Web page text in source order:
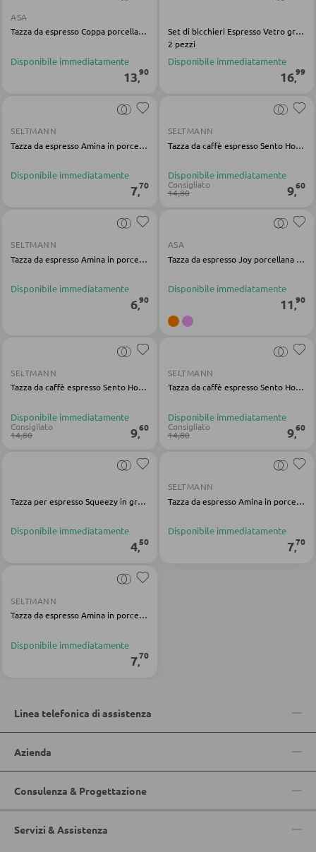
Armadietti bagno
Lavabi e rubinetteria
Specchi da bagno
Accessori bagno
APPENDIABITI
Pannello appendiabiti
Specchio da ingresso
Ganci appendiabiti
Appendiabiti a stendino
Panche per quardaroba
Portaombrelli
Scarpiere a ribalta
Scrivanie per bambini
ASA
Tazza da espresso Coppa porcellana shiso verde
Disponibile immediatamente
1390
Set di bicchieri Espresso Vetro grigio Verona
2 pezzi
Disponibile immediatamente
16,99
SELTMANN
Tazza da espresso Amina in porcellana rosa
Disponibile immediatamente
7,70
SELTMANN
Tazza da caffè espresso Sento Home Pure Lines porcellana gialla
Disponibile immediatamente
Consigliato
14,80 9,60
SELTMANN
Tazza da espresso Amina in porcellana bianca
Disponibile immediatamente
6,90
ASA
Tazza da espresso Joy porcellana rossa
Disponibile immediatamente
11,90
SELTMANN
Tazza da caffè espresso Sento Home Pure Lines, porcellana marrone
Disponibile immediatamente
Consigliato
14,80 9,60
SELTMANN
Tazza da caffè espresso Sento Home Pure Colors porcellana gialla
Disponibile immediatamente
Consigliato
14,80 9,60
Tazza per espresso Squeezy in gres bianco
Disponibile immediatamente
4,50
SELTMANN
Tazza da espresso Amina in porcellana verde
Disponibile immediatamente
7,70
SELTMANN
Tazza da espresso Amina in porcellana grigia
Disponibile immediatamente
7,70
Linea telefonica di assistenza
Azienda
Consulenza & Progettazione
Servizi & Assistenza